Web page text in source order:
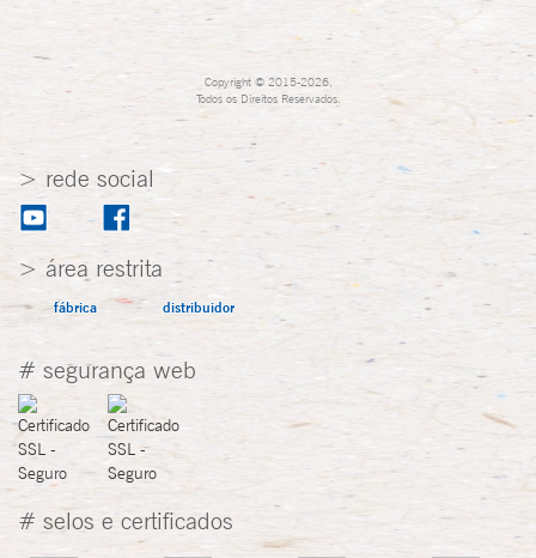
Copyright © 2015-2026,
Todos os Direitos Reservados.
> rede social
> área restrita
fábrica distribuidor
# segurança web
# selos e certificados